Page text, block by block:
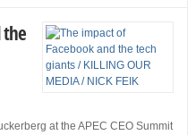
the
at the APEC CEO Summit